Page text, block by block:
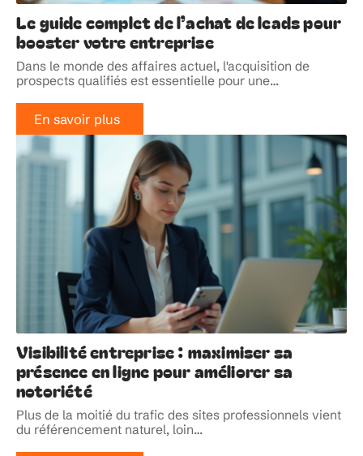
Le guide complet de l’achat de leads pour
booster votre entreprise
Dans le monde des affaires actuel, l'acquisition de
prospects qualifiés est essentielle pour une…
En savoir plus
Visibilité entreprise : maximiser sa
présence en ligne pour améliorer sa
notoriété
Plus de la moitié du trafic des sites professionnels vient
du référencement naturel, loin…